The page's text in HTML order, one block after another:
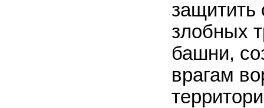
защитить
злобных
башни,
врагам